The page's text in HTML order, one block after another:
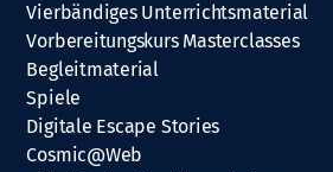
Vierbändiges Unterrichtsmaterial
Vorbereitungskurs Masterclasses
Begleitmaterial
Spiele
Digitale Escape Stories
Cosmic@Web